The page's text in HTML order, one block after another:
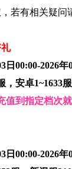
若有相关疑问
日00:00-2026年
，安卓1~1633
值到指定档次
日00:00-2026年